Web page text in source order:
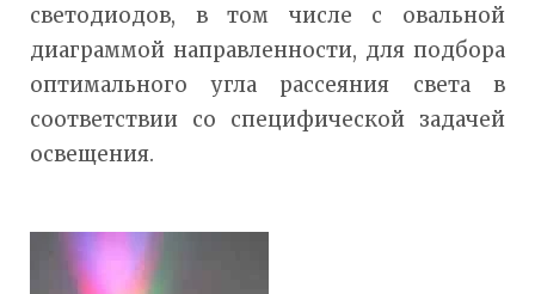
светодиодов, в том числе с овальной
диаграммой направленности, для подбора
оптимального угла рассеяния света в
соответствии со специфической задачей
освещения.